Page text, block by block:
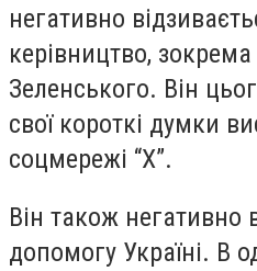
негативно
керівництво,
Зеленського. Він
свої короткі думки
соцмережі “X”.
Він також негативно
допомогу Україні. В